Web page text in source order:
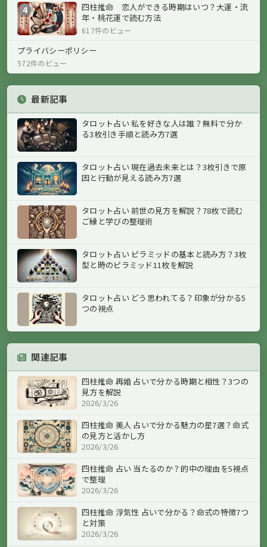
4
四柱推命 恋人ができる時期はいつ？大運・流
年・桃花運で読む方法
617件のビュー
プライバシーポリシー
572件のビュー
最新記事
タロット占い 私を好きな人は誰？無料で分か
る3枚引き手順と読み方7選
タロット占い 現在過去未来とは？3枚引きで原
因と行動が見える読み方7選
タロット占い 前世の見方を解説？78枚で読む
ご縁と学びの整理術
タロット占い ピラミッドの基本と読み方？3枚
型と時のピラミッド11枚を解説
タロット占い どう思われてる？印象が分かる5
つの視点
関連記事
四柱推命 再婚 占いで分かる時期と相性？3つの
見方を解説
2026/3/26
四柱推命 美人 占いで分かる魅力の星7選？命式
の見方と活かし方
2026/3/26
四柱推命 占い 当たるのか？的中の理由を5視点
で整理
2026/3/26
四柱推命 浮気性 占いで分かる？命式の特徴7つ
と対策
2026/3/26